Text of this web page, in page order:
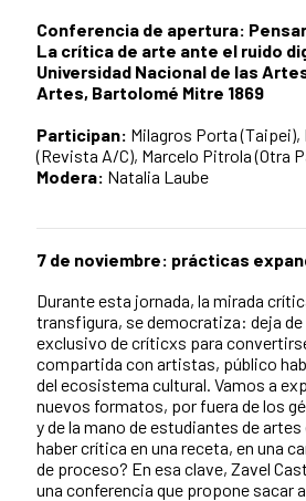
Conferencia de apertura:
La crítica de arte ante el ruido
Universidad Nacional de las
Artes, Bartolomé Mitre 1869
Participan: Milagros Porta (Taipei),
(Revista A/C), Marcelo Pitrola (Otra
Modera: Natalia Laube
7 de noviembre: prácticas
Durante esta jornada, la mirada
transfigura, se democratiza: deja
exclusivo de críticxs para
compartida con artistas, público
del ecosistema cultural. Vamos a
nuevos formatos, por fuera de los
y de la mano de estudiantes de
haber crítica en una receta, en una
de proceso? En esa clave, Zavel
una conferencia que propone sacar